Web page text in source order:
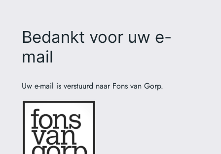
Bedankt voor uw e-
mail
Uw e-mail is verstuurd naar Fons van Gorp.